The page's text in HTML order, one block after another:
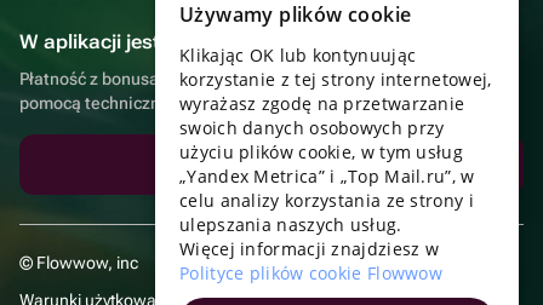
W aplikacji jest to jeszcze wygodniejsze!
Płatność z bonusami, samodzielna dostawa, wygodny czat z
pomocą techniczną
Pobierz aplikację
© Flowwow, inc
Warunki użytkowania
UKRAINIAN
PORTUGUESE
SPANISH
Używamy plików cookie
Klikając OK lub kontynuując
korzystanie z tej strony internetowej,
wyrażasz zgodę na przetwarzanie
swoich danych osobowych przy
użyciu plików cookie, w tym usług
„Yandex Metrica” i „Top Mail.ru”, w
celu analizy korzystania ze strony i
ulepszania naszych usług.
Więcej informacji znajdziesz w
Polityce plików cookie Flowwow